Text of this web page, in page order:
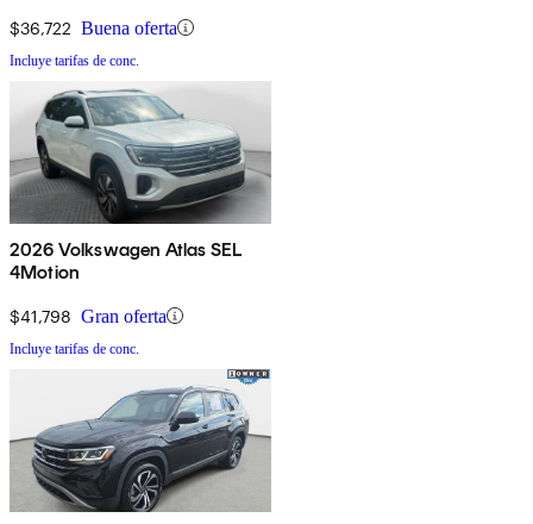
$36,722 Buena oferta
Incluye tarifas de conc.
2026 Volkswagen Atlas SEL
4Motion
$41,798 Gran oferta
Incluye tarifas de conc.